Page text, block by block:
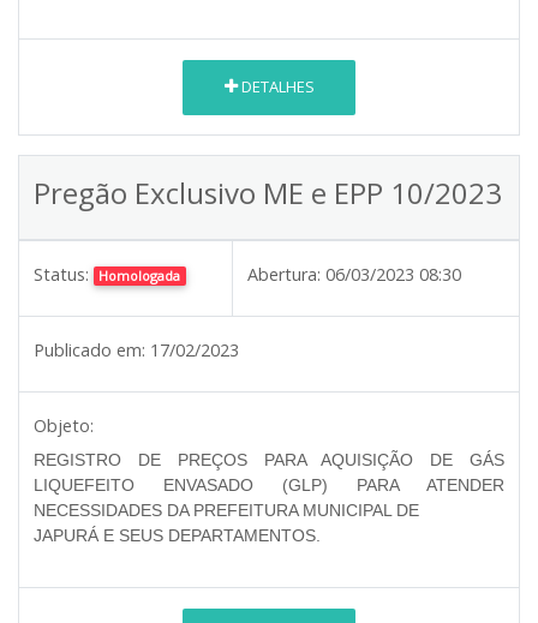
DETALHES
Pregão Exclusivo ME e EPP 10/2023
Status: Homologada Abertura: 06/03/2023 08:30
Publicado em: 17/02/2023
Objeto:
REGISTRO DE PREÇOS PARA AQUISIÇÃO DE GÁS
LIQUEFEITO ENVASADO (GLP) PARA ATENDER
NECESSIDADES DA PREFEITURA MUNICIPAL DE
JAPURÁ E SEUS DEPARTAMENTOS.